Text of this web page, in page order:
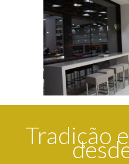
Tradição